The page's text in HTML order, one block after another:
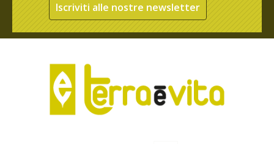
Iscriviti alle nostre newsletter